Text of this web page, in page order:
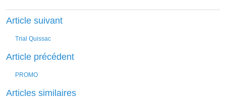
Article suivant
Trial Quissac
Article précédent
PROMO
Articles similaires